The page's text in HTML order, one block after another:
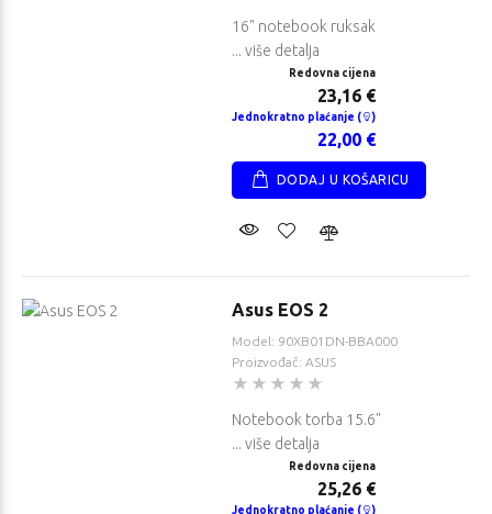
16" notebook ruksak
... više detalja
Redovna cijena
23,16 €
Jednokratno plaćanje ( )
22,00 €
DODAJ U KOŠARICU
Asus EOS 2
Model: 90XB01DN-BBA000
Proizvođač: ASUS
Notebook torba 15.6"
... više detalja
Redovna cijena
25,26 €
Jednokratno plaćanje ( )